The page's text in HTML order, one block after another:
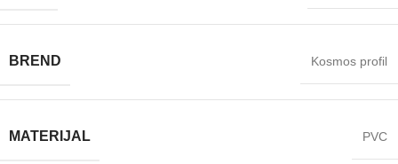
BREND Kosmos profil
MATERIJAL PVC